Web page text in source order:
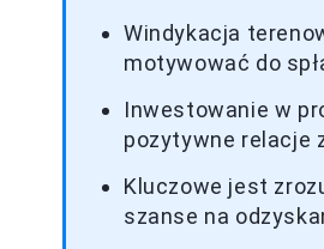
Windykacja
motywować do
Inwestowanie w
pozytywne relacje
Kluczowe jest
szanse na